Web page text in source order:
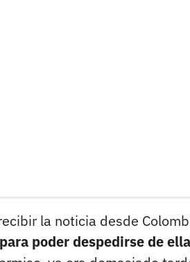
la noticia desde
poder despedirse de